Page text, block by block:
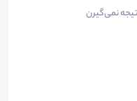
نمی‌گیرن